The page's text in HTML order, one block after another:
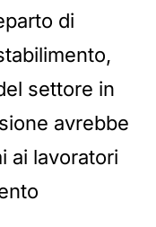
di
settore in
avrebbe
ai lavoratori